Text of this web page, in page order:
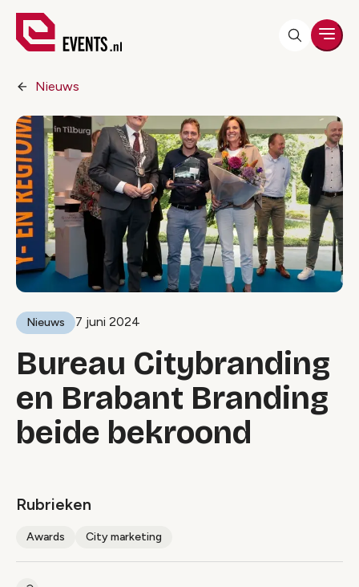
Nieuws
Nieuws 7 juni 2024
Bureau Citybranding
en Brabant Branding
beide bekroond
Rubrieken
Awards City marketing